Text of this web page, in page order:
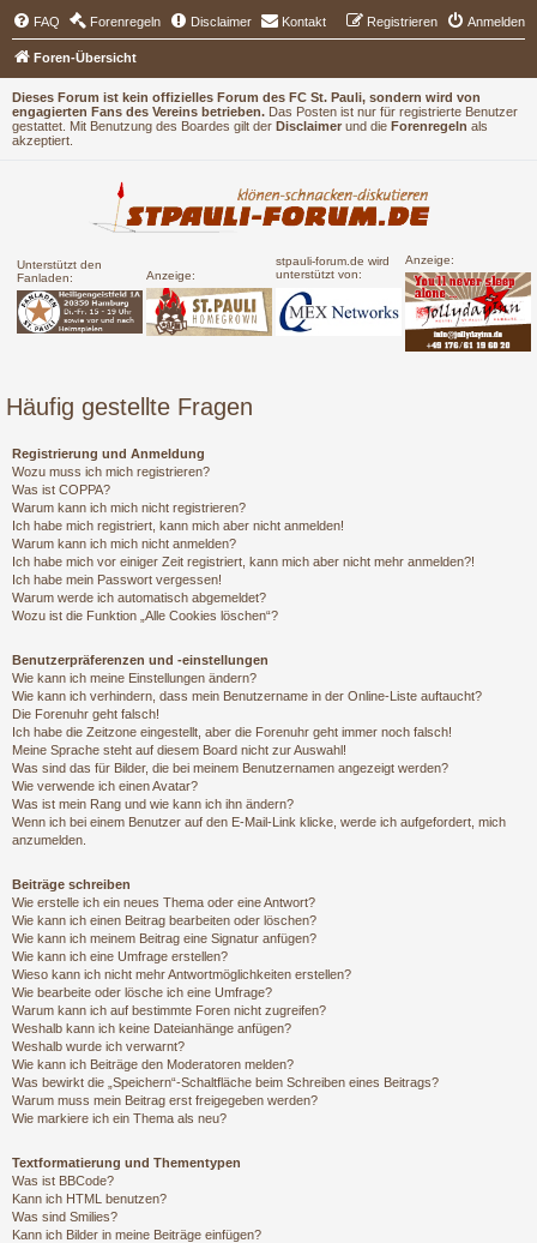
Dieses Forum ist kein offizielles Forum des FC St. Pauli, sondern wird von
engagierten Fans des Vereins betrieben. Das Posten ist nur für registrierte Benutzer
gestattet. Mit Benutzung des Boardes gilt der Disclaimer und die Forenregeln als
akzeptiert.
Unterstützt den
Fanladen:
Anzeige:
stpauli-forum.de wird
unterstützt von:
Anzeige:
FAQ Forenregeln Disclaimer Kontakt Anmelden
Registrieren
Foren-Übersicht
Häufig gestellte Fragen
Registrierung und Anmeldung
Wozu muss ich mich registrieren?
Was ist COPPA?
Warum kann ich mich nicht registrieren?
Ich habe mich registriert, kann mich aber nicht anmelden!
Warum kann ich mich nicht anmelden?
Ich habe mich vor einiger Zeit registriert, kann mich aber nicht mehr anmelden?!
Ich habe mein Passwort vergessen!
Warum werde ich automatisch abgemeldet?
Wozu ist die Funktion „Alle Cookies löschen“?
Benutzerpräferenzen und -einstellungen
Wie kann ich meine Einstellungen ändern?
Wie kann ich verhindern, dass mein Benutzername in der Online-Liste auftaucht?
Die Forenuhr geht falsch!
Ich habe die Zeitzone eingestellt, aber die Forenuhr geht immer noch falsch!
Meine Sprache steht auf diesem Board nicht zur Auswahl!
Was sind das für Bilder, die bei meinem Benutzernamen angezeigt werden?
Wie verwende ich einen Avatar?
Was ist mein Rang und wie kann ich ihn ändern?
Wenn ich bei einem Benutzer auf den E-Mail-Link klicke, werde ich aufgefordert, mich
anzumelden.
Beiträge schreiben
Wie erstelle ich ein neues Thema oder eine Antwort?
Wie kann ich einen Beitrag bearbeiten oder löschen?
Wie kann ich meinem Beitrag eine Signatur anfügen?
Wie kann ich eine Umfrage erstellen?
Wieso kann ich nicht mehr Antwortmöglichkeiten erstellen?
Wie bearbeite oder lösche ich eine Umfrage?
Warum kann ich auf bestimmte Foren nicht zugreifen?
Weshalb kann ich keine Dateianhänge anfügen?
Weshalb wurde ich verwarnt?
Wie kann ich Beiträge den Moderatoren melden?
Was bewirkt die „Speichern“-Schaltfläche beim Schreiben eines Beitrags?
Warum muss mein Beitrag erst freigegeben werden?
Wie markiere ich ein Thema als neu?
Textformatierung und Thementypen
Was ist BBCode?
Kann ich HTML benutzen?
Was sind Smilies?
Kann ich Bilder in meine Beiträge einfügen?